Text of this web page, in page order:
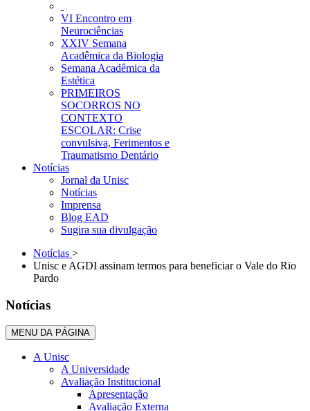
VI Encontro em
Neurociências
XXIV Semana
Acadêmica da Biologia
Semana Acadêmica da
Estética
PRIMEIROS
SOCORROS NO
CONTEXTO
ESCOLAR: Crise
convulsiva, Ferimentos e
Traumatismo Dentário
Notícias
Jornal da Unisc
Notícias
Imprensa
Blog EAD
Sugira sua divulgação
Notícias >
Unisc e AGDI assinam termos para beneficiar o Vale do Rio
Pardo
Notícias
MENU DA PÁGINA
A Unisc
A Universidade
Avaliação Institucional
Apresentação
Avaliação Externa